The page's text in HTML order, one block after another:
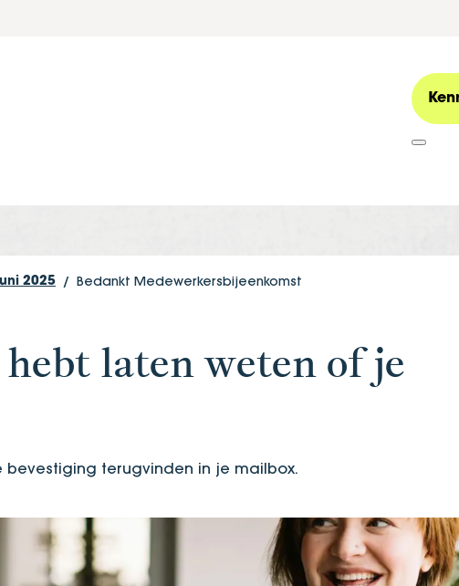
2025 Bedankt Medewerkersbijeenkomst
laten weten of je
bevestiging terugvinden in je mailbox.